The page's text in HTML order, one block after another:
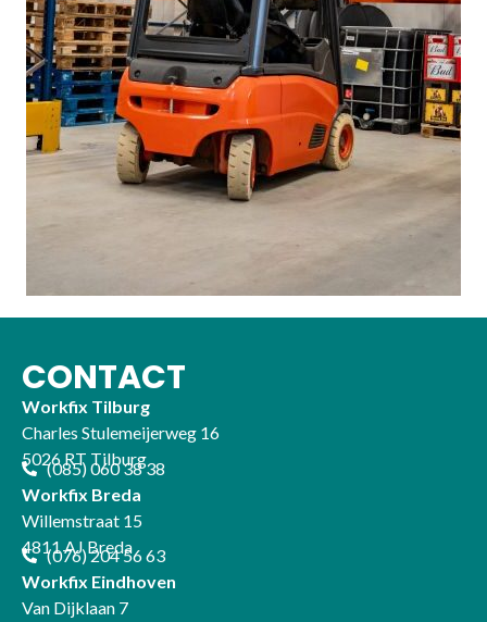
CONTACT
Workfix Tilburg
Charles Stulemeijerweg 16
5026 RT Tilburg
(085) 060 38 38
Workfix Breda
Willemstraat 15
4811 AJ Breda
(076) 204 56 63
Workfix Eindhoven
Van Dijklaan 7